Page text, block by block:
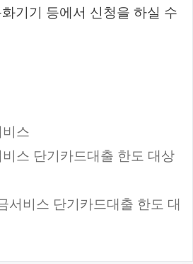
기기 등에서 신청을 하실 수
스
스 단기카드대출 한도 대상
서비스 단기카드대출 한도 대